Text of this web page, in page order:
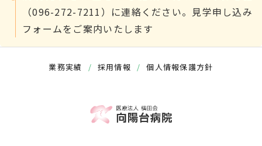
（096-272-7211）に連絡ください。見学申し込み
フォームをご案内いたします
業務実績 / 採用情報 / 個人情報保護方針